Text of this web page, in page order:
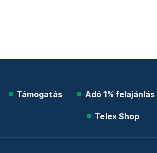
Támogatás Adó 1% felajánlás
Telex Shop